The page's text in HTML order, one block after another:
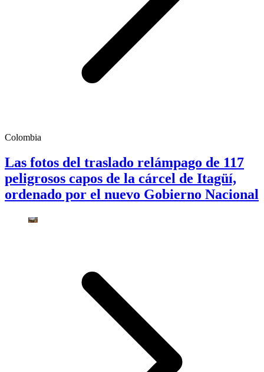
Colombia
Las fotos del traslado relámpago de 117
peligrosos capos de la cárcel de Itagüí,
ordenado por el nuevo Gobierno Nacional